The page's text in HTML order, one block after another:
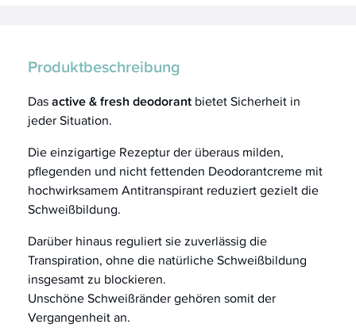
Produktbeschreibung
Dasactive & fresh deodorant bietet Sicherheit in
jeder Situation.
Die einzigartige Rezeptur der überaus milden,
pflegenden und nicht fettenden Deodorantcreme mit
hochwirksamem Antitranspirant reduziert gezielt die
Schweißbildung.
Darüber hinaus reguliert sie zuverlässig die
Transpiration, ohne die natürliche Schweißbildung
insgesamt zu blockieren.
Unschöne Schweißränder gehören somit der
Vergangenheit an.